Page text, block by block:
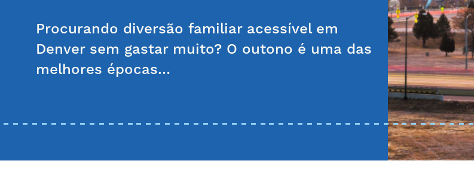
Procurando diversão familiar acessível em
Denver sem gastar muito? O outono é uma das
melhores épocas…